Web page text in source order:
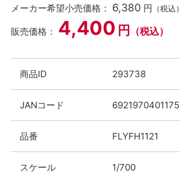
メーカー希望小売価格： 6,380 円 （税込）
販売価格： 4,400 円 （税込）
商品ID 293738
JANコード 6921970401175
品番 FLYFH1121
スケール 1/700